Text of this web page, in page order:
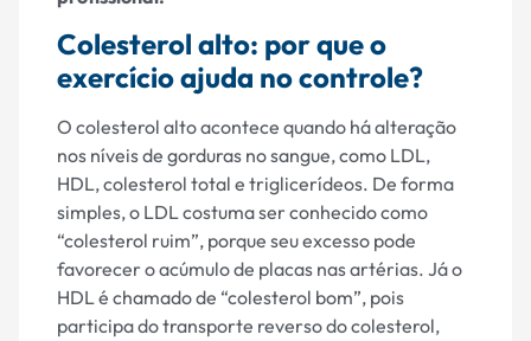
Colesterol alto: por que o
exercício ajuda no controle?
O colesterol alto acontece quando há alteração
nos níveis de gorduras no sangue, como LDL,
HDL, colesterol total e triglicerídeos. De forma
simples, o LDL costuma ser conhecido como
“colesterol ruim”, porque seu excesso pode
favorecer o acúmulo de placas nas artérias. Já o
HDL é chamado de “colesterol bom”, pois
participa do transporte reverso do colesterol,